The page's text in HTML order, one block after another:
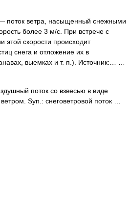
поток ветра, насыщенный снежными
более 3 м/с. При встрече с
этой скорости происходит
снега и отложение их в
выемках и т. п.). Источник:… …
поток со взвесью в виде
Syn.: снеговетровой поток …